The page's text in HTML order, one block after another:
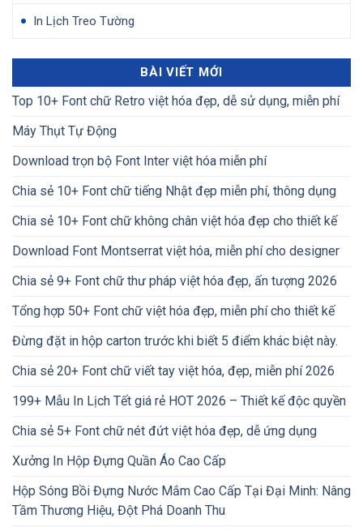
In Lịch Treo Tường
BÀI VIẾT MỚI
Top 10+ Font chữ Retro việt hóa đẹp, dễ sử dụng, miễn phí
Máy Thụt Tự Động
Download trọn bộ Font Inter việt hóa miễn phí
Chia sẻ 10+ Font chữ tiếng Nhật đẹp miễn phí, thông dụng
Chia sẻ 10+ Font chữ không chân việt hóa đẹp cho thiết kế
Download Font Montserrat việt hóa, miễn phí cho designer
Chia sẻ 9+ Font chữ thư pháp việt hóa đẹp, ấn tượng 2026
Tổng hợp 50+ Font chữ việt hóa đẹp, miễn phí cho thiết kế
Đừng đặt in hộp carton trước khi biết 5 điểm khác biệt này.
Chia sẻ 20+ Font chữ viết tay việt hóa, đẹp, miễn phí 2026
199+ Mẫu In Lịch Tết giá rẻ HOT 2026 – Thiết kế độc quyền
Chia sẻ 5+ Font chữ nét đứt việt hóa đẹp, dễ ứng dụng
Xưởng In Hộp Đựng Quần Áo Cao Cấp
Hộp Sóng Bồi Đựng Nước Mắm Cao Cấp Tại Đại Minh: Nâng
Tầm Thương Hiệu, Đột Phá Doanh Thu